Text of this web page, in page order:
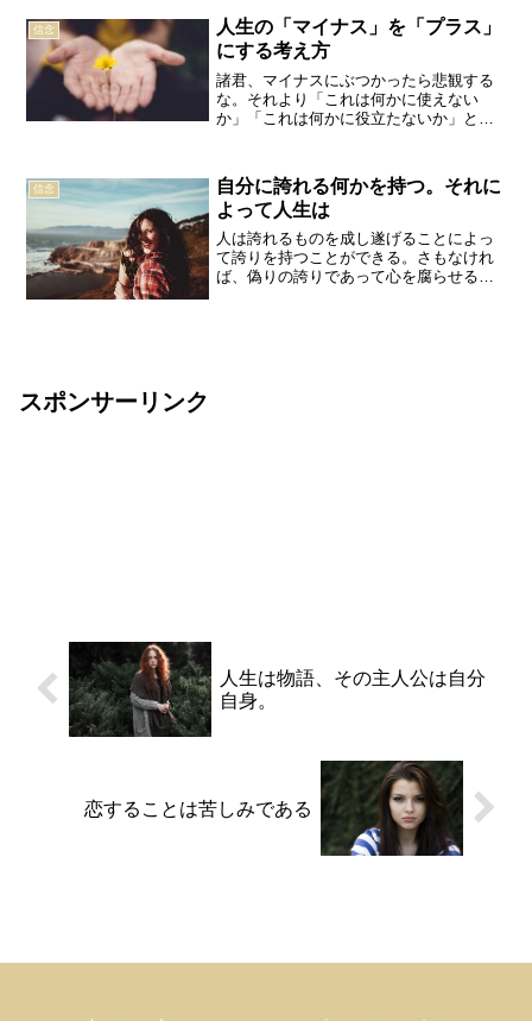
えたことの結果だからだ...
信念
人生の「マイナス」を「プラス」
にする考え方
諸君、マイナスにぶつかったら悲観する
な。それより「これは何かに使えない
か」「これは何かに役立たないか」とす
折。失業や病気などの不運。人生で経験
する「損」「不幸」な出来事...
信念
自分に誇れる何かを持つ。それに
よって人生は
人は誇れるものを成し遂げることによっ
て誇りを持つことができる。さもなけれ
ば、偽りの誇りであって心を腐らせる。
スポンサーリンク
人生は物語、その主人公は自分
自身。
恋することは苦しみである